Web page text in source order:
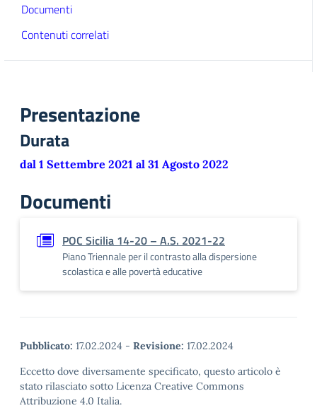
Documenti
Contenuti correlati
Presentazione
Durata
dal 1 Settembre 2021 al 31 Agosto 2022
Documenti
POC Sicilia 14-20 – A.S. 2021-22
Piano Triennale per il contrasto alla dispersione
scolastica e alle povertà educative
Pubblicato: 17.02.2024 - Revisione: 17.02.2024
Eccetto dove diversamente specificato, questo articolo è
stato rilasciato sotto Licenza Creative Commons
Attribuzione 4.0 Italia.